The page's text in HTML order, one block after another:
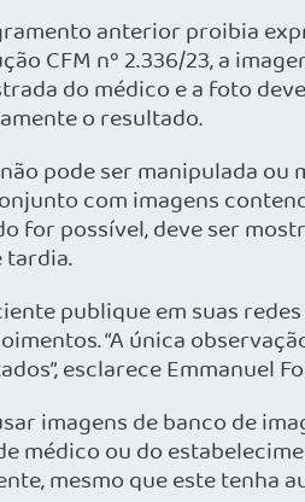
anterior proibia
CFM nº 2.336/23, a
do médico e a foto
o resultado.
pode ser manipulada
com imagens
for possível, deve ser
tardia.
publique em suas
“A única
esclarece Emmanuel
imagens de banco de
médico ou do
mesmo que este tenha